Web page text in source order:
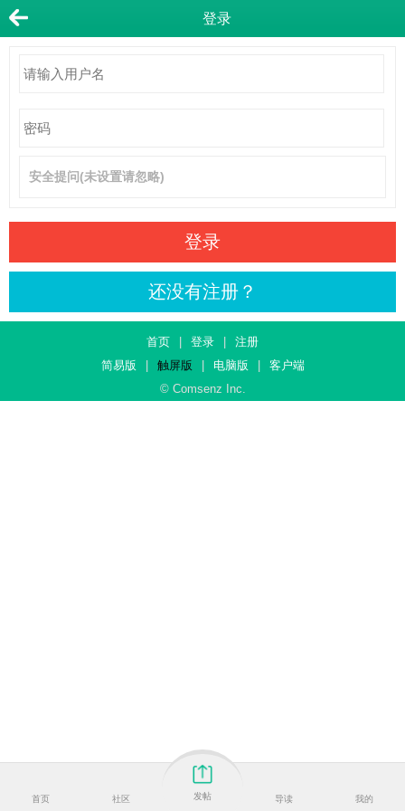
登录
安全提问(未设置请忽略)
登录
还没有注册？
首页 登录
注册
简易版
触屏版 电脑版
客户端
© Comsenz Inc.
首页 社区 发帖 导读 我的